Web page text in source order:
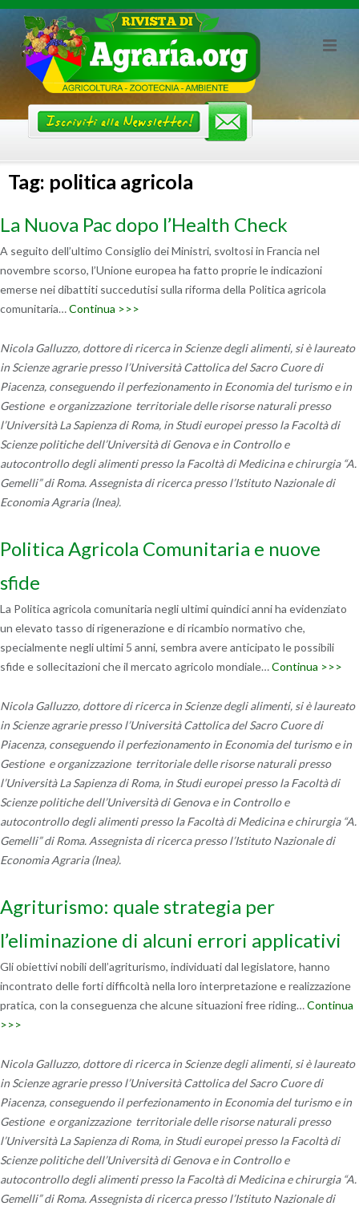
Skip
content
Tag: politica agricola
La Nuova Pac dopo l’Health Check
A seguito dell’ultimo Consiglio dei Ministri, svoltosi in Francia nel
novembre scorso, l’Unione europea ha fatto proprie le indicazioni
emerse nei dibattiti succedutisi sulla riforma della Politica agricola
comunitaria…Continua >>>
Nicola Galluzzo, dottore di ricerca in Scienze degli alimenti, si è laureato
in Scienze agrarie presso l’Università Cattolica del Sacro Cuore di
Piacenza, conseguendo il perfezionamento in Economia del turismo e in
Gestione e organizzazione territoriale delle risorse naturali presso
l’Università La Sapienza di Roma, in Studi europei presso la Facoltà di
Scienze politiche dell’Università di Genova e in Controllo e
autocontrollo degli alimenti presso la Facoltà di Medicina e chirurgia “A.
Gemelli” di Roma. Assegnista di ricerca presso l’Istituto Nazionale di
Economia Agraria (Inea).
Politica Agricola Comunitaria e nuove
sfide
La Politica agricola comunitaria negli ultimi quindici anni ha evidenziato
un elevato tasso di rigenerazione e di ricambio normativo che,
specialmente negli ultimi 5 anni, sembra avere anticipato le possibili
sfide e sollecitazioni che il mercato agricolo mondiale…Continua >>>
Nicola Galluzzo, dottore di ricerca in Scienze degli alimenti, si è laureato
in Scienze agrarie presso l’Università Cattolica del Sacro Cuore di
Piacenza, conseguendo il perfezionamento in Economia del turismo e in
Gestione e organizzazione territoriale delle risorse naturali presso
l’Università La Sapienza di Roma, in Studi europei presso la Facoltà di
Scienze politiche dell’Università di Genova e in Controllo e
autocontrollo degli alimenti presso la Facoltà di Medicina e chirurgia “A.
Gemelli” di Roma. Assegnista di ricerca presso l’Istituto Nazionale di
Economia Agraria (Inea).
Agriturismo: quale strategia per
l’eliminazione di alcuni errori applicativi
Gli obiettivi nobili dell’agriturismo, individuati dal legislatore, hanno
incontrato delle forti difficoltà nella loro interpretazione e realizzazione
pratica, con la conseguenza che alcune situazioni free riding…Continua
>>>
Nicola Galluzzo, dottore di ricerca in Scienze degli alimenti, si è laureato
in Scienze agrarie presso l’Università Cattolica del Sacro Cuore di
Piacenza, conseguendo il perfezionamento in Economia del turismo e in
Gestione e organizzazione territoriale delle risorse naturali presso
l’Università La Sapienza di Roma, in Studi europei presso la Facoltà di
Scienze politiche dell’Università di Genova e in Controllo e
autocontrollo degli alimenti presso la Facoltà di Medicina e chirurgia “A.
Gemelli” di Roma. Assegnista di ricerca presso l’Istituto Nazionale di